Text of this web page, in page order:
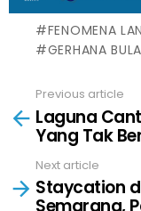
FENOMENA
GERHANA
more
Previous article
Laguna
Yang Tak
Next article
Staycation